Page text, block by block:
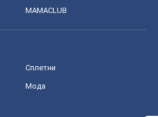
MAMACLUB
Сплетни
Мода